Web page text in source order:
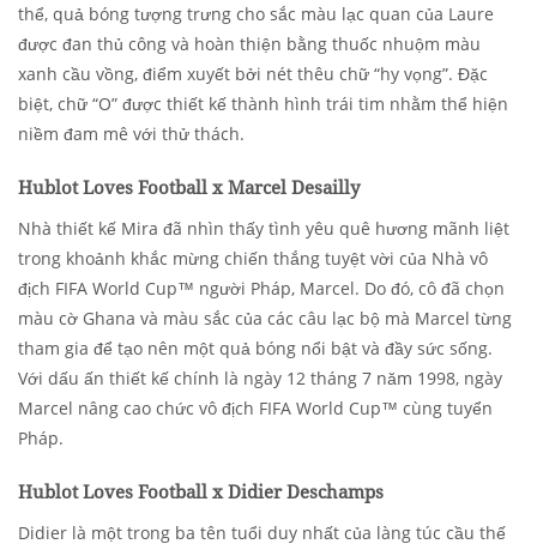
thể, quả bóng tượng trưng cho sắc màu lạc quan của Laure
được đan thủ công và hoàn thiện bằng thuốc nhuộm màu
xanh cầu vồng, điểm xuyết bởi nét thêu chữ “hy vọng”. Đặc
biệt, chữ “O” được thiết kế thành hình trái tim nhằm thể hiện
niềm đam mê với thử thách.
Hublot Loves Football x Marcel Desailly
Nhà thiết kế Mira đã nhìn thấy tình yêu quê hương mãnh liệt
trong khoảnh khắc mừng chiến thắng tuyệt vời của Nhà vô
địch FIFA World Cup™ người Pháp, Marcel. Do đó, cô đã chọn
màu cờ Ghana và màu sắc của các câu lạc bộ mà Marcel từng
tham gia để tạo nên một quả bóng nổi bật và đầy sức sống.
Với dấu ấn thiết kế chính là ngày 12 tháng 7 năm 1998, ngày
Marcel nâng cao chức vô địch FIFA World Cup™ cùng tuyển
Pháp.
Hublot Loves Football x Didier Deschamps
Didier là một trong ba tên tuổi duy nhất của làng túc cầu thế